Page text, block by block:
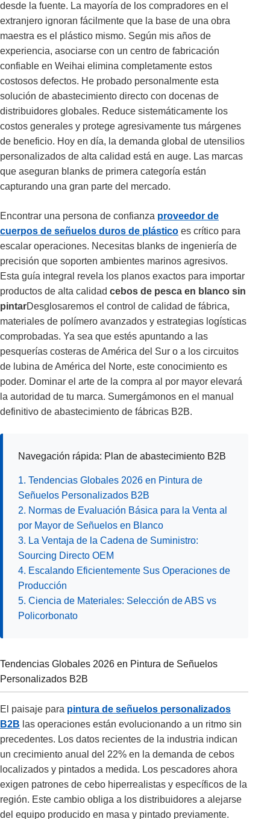
desde la fuente. La mayoría de los compradores en el
extranjero ignoran fácilmente que la base de una obra
maestra es el plástico mismo. Según mis años de
experiencia, asociarse con un centro de fabricación
confiable en Weihai elimina completamente estos
costosos defectos. He probado personalmente esta
solución de abastecimiento directo con docenas de
distribuidores globales. Reduce sistemáticamente los
costos generales y protege agresivamente tus márgenes
de beneficio. Hoy en día, la demanda global de utensilios
personalizados de alta calidad está en auge. Las marcas
que aseguran blanks de primera categoría están
capturando una gran parte del mercado.
Encontrar una persona de confianza proveedor de
cuerpos de señuelos duros de plástico es crítico para
escalar operaciones. Necesitas blanks de ingeniería de
precisión que soporten ambientes marinos agresivos.
Esta guía integral revela los planos exactos para importar
productos de alta calidad cebos de pesca en blanco sin
pintarDesglosaremos el control de calidad de fábrica,
materiales de polímero avanzados y estrategias logísticas
comprobadas. Ya sea que estés apuntando a las
pesquerías costeras de América del Sur o a los circuitos
de lubina de América del Norte, este conocimiento es
poder. Dominar el arte de la compra al por mayor elevará
la autoridad de tu marca. Sumergámonos en el manual
definitivo de abastecimiento de fábricas B2B.
Navegación rápida: Plan de abastecimiento B2B
1. Tendencias Globales 2026 en Pintura de
Señuelos Personalizados B2B
2. Normas de Evaluación Básica para la Venta al
por Mayor de Señuelos en Blanco
3. La Ventaja de la Cadena de Suministro:
Sourcing Directo OEM
4. Escalando Eficientemente Sus Operaciones de
Producción
5. Ciencia de Materiales: Selección de ABS vs
Policorbonato
Tendencias Globales 2026 en Pintura de Señuelos
Personalizados B2B
El paisaje para pintura de señuelos personalizados
B2B las operaciones están evolucionando a un ritmo sin
precedentes. Los datos recientes de la industria indican
un crecimiento anual del 22% en la demanda de cebos
localizados y pintados a medida. Los pescadores ahora
exigen patrones de cebo hiperrealistas y específicos de la
región. Este cambio obliga a los distribuidores a alejarse
del equipo producido en masa y pintado previamente.